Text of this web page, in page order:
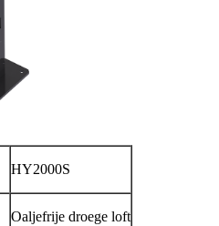
HY2000S
Oaljefrije droege loft